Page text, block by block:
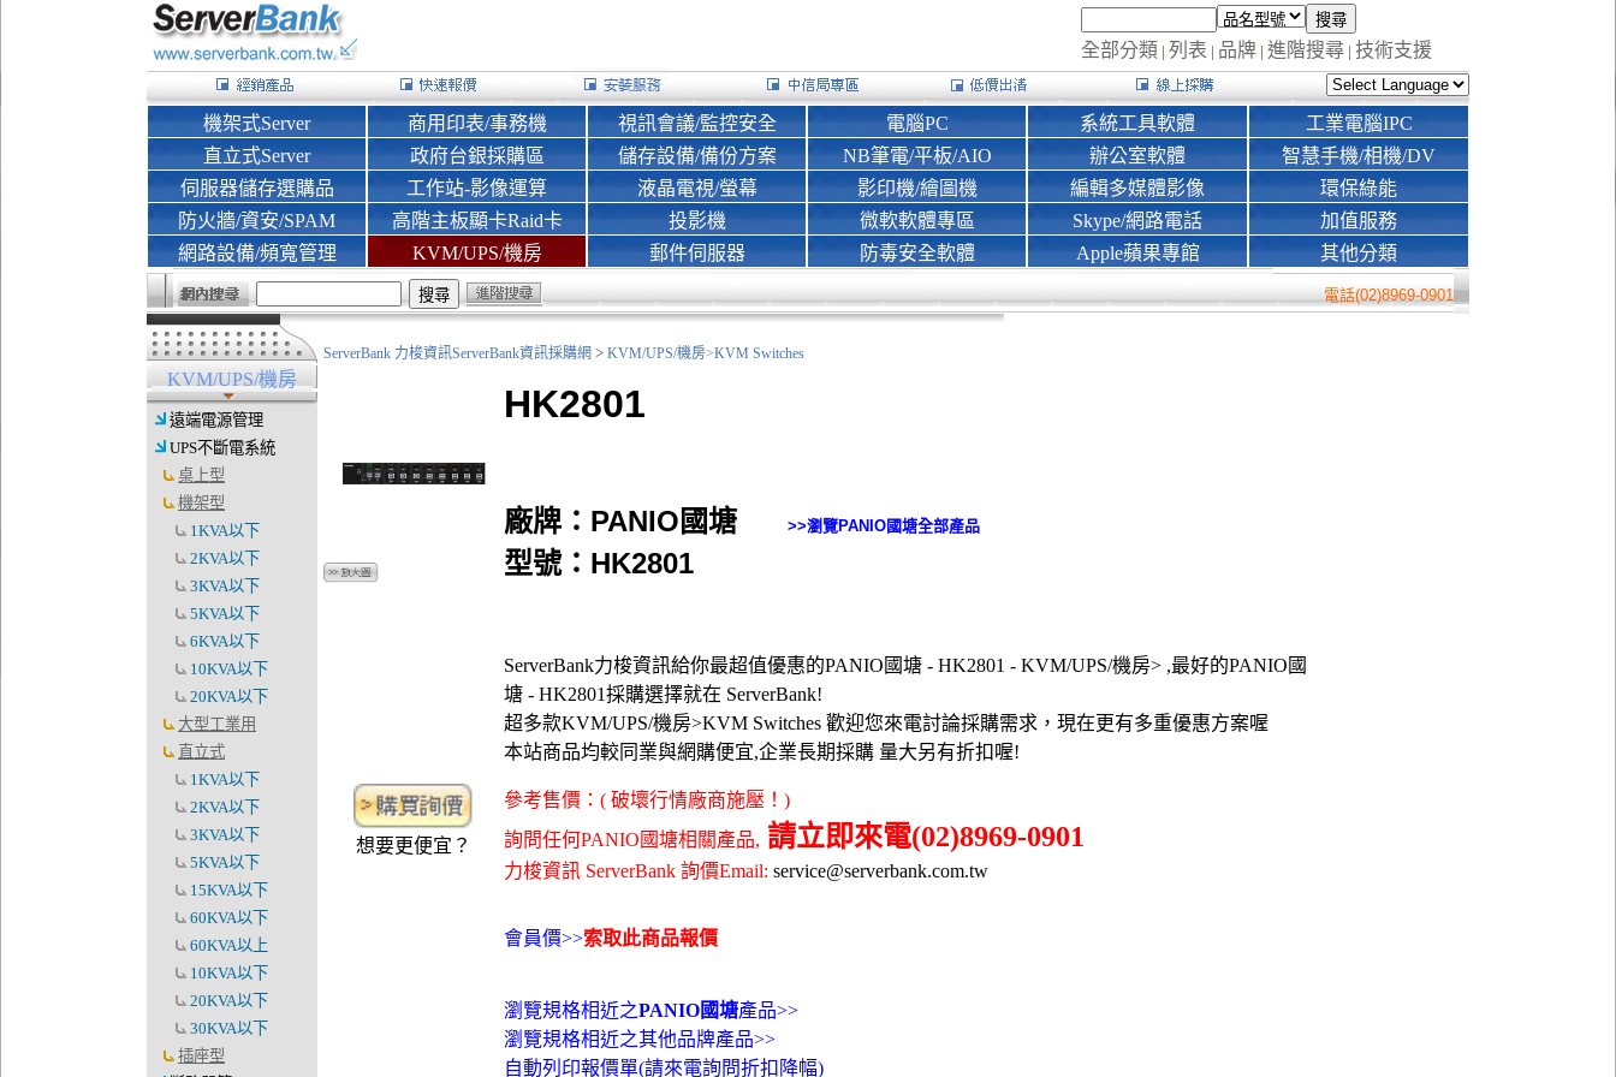
全部分類 | 列表 | 品牌 | 進階搜尋 | 技術支援
機架式Server
直立式Server
伺服器儲存選購品
防火牆/資安/SPAM
網路設備/頻寬管理
商用印表/事務機
政府台銀採購區
工作站-影像運算
高階主板顯卡Raid卡
KVM/UPS/機房
視訊會議/監控安全
儲存設備/備份方案
液晶電視/螢幕
投影機
郵件伺服器
電腦PC
NB筆電/平板/AIO
影印機/繪圖機
微軟軟體專區
防毒安全軟體
系統工具軟體
辦公室軟體
編輯多媒體影像
Skype/網路電話
Apple蘋果專館
工業電腦IPC
智慧手機/相機/DV
環保綠能
加值服務
其他分類
電話(02)8969-0901
KVM/UPS/機房
遠端電源管理
UPS不斷電系統
桌上型
機架型
1KVA以下
2KVA以下
3KVA以下
5KVA以下
6KVA以下
10KVA以下
20KVA以下
大型工業用
直立式
1KVA以下
2KVA以下
3KVA以下
5KVA以下
15KVA以下
60KVA以下
60KVA以上
10KVA以下
20KVA以下
30KVA以下
插座型
ServerBank 力梭資訊ServerBank資訊採購網 > KVM/UPS/機房>KVM Switches
HK2801
廠牌：PANIO國塘 >>瀏覽PANIO國塘全部產品
型號：HK2801
ServerBank力梭資訊給你最超值優惠的PANIO國塘 - HK2801 - KVM/UPS/機房> ,最好的PANIO國
塘 - HK2801採購選擇就在 ServerBank!
超多款KVM/UPS/機房>KVM Switches 歡迎您來電討論採購需求，現在更有多重優惠方案喔
本站商品均較同業與網購便宜,企業長期採購 量大另有折扣喔!
想要更便宜？
參考售價：( 破壞行情廠商施壓！)
詢問任何PANIO國塘相關產品, 請立即來電(02)8969-0901
力梭資訊 ServerBank 詢價Email: service@serverbank.com.tw
會員價>>索取此商品報價
瀏覽規格相近之PANIO國塘產品>>
瀏覽規格相近之其他品牌產品>>
自動列印報價單(請來電詢問折扣降幅)